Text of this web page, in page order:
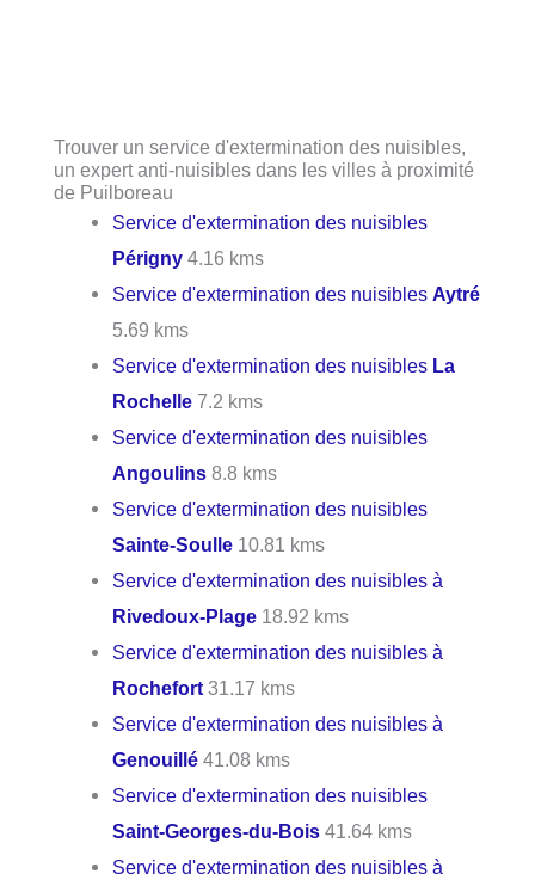
Trouver un service d'extermination des nuisibles,
un expert anti-nuisibles dans les villes à proximité
de Puilboreau
Service d'extermination des nuisibles
Périgny 4.16 kms
Service d'extermination des nuisiblesAytré
5.69 kms
Service d'extermination des nuisibles La
Rochelle 7.2 kms
Service d'extermination des nuisibles
Angoulins 8.8 kms
Service d'extermination des nuisibles
Sainte-Soulle 10.81 kms
Service d'extermination des nuisibles à
Rivedoux-Plage 18.92 kms
Service d'extermination des nuisibles à
Rochefort 31.17 kms
Service d'extermination des nuisibles à
Genouillé 41.08 kms
Service d'extermination des nuisibles
Saint-Georges-du-Bois 41.64 kms
Service d'extermination des nuisibles à